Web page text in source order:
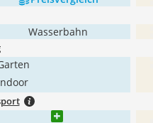
Wasserbahn